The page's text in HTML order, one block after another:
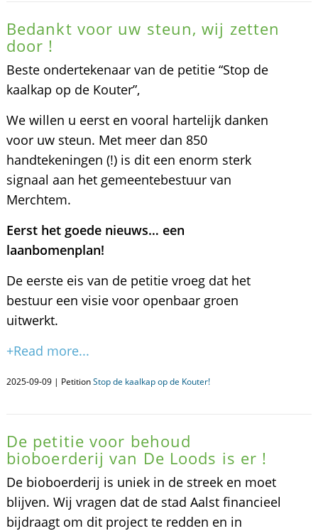
Bedankt voor uw steun, wij zetten
door !
Beste ondertekenaar van de petitie “Stop de
kaalkap op de Kouter”,
We willen u eerst en vooral hartelijk danken
voor uw steun. Met meer dan 850
handtekeningen (!) is dit een enorm sterk
signaal aan het gemeentebestuur van
Merchtem.
Eerst het goede nieuws… een
laanbomenplan!
De eerste eis van de petitie vroeg dat het
bestuur een visie voor openbaar groen
uitwerkt.
+Read more...
2025-09-09 | PetitionStop de kaalkap op de Kouter!
De petitie voor behoud
bioboerderij van De Loods is er !
De bioboerderij is uniek in de streek en moet
blijven. Wij vragen dat de stad Aalst financieel
bijdraagt om dit project te redden en in